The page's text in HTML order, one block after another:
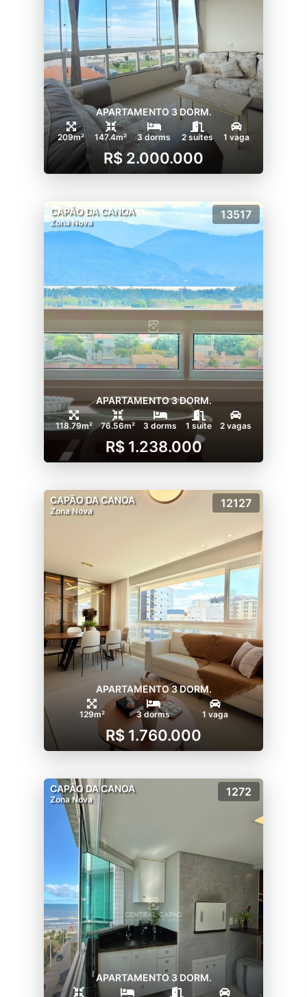
APARTAMENTO 3 DORM.
209m² 147.4m² 3 dorms 2 suítes 1 vaga
R$ 2.000.000
CAPÃO DA CANOA
Zona Nova
13517
APARTAMENTO 3 DORM.
118.79m² 76.56m² 3 dorms 1 suíte 2 vagas
R$ 1.238.000
CAPÃO DA CANOA
Zona Nova
12127
APARTAMENTO 3 DORM.
129m² 3 dorms 1 vaga
R$ 1.760.000
CAPÃO DA CANOA
Zona Nova
1272
APARTAMENTO 3 DORM.